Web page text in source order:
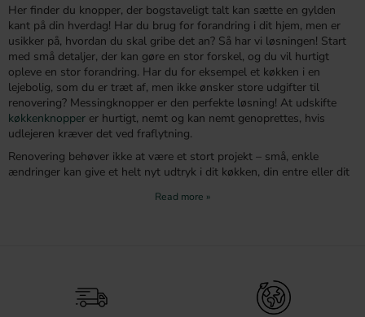
Her finder du knopper, der bogstaveligt talt kan sætte en gylden
kant på din hverdag! Har du brug for forandring i dit hjem, men er
usikker på, hvordan du skal gribe det an? Så har vi løsningen! Start
med små detaljer, der kan gøre en stor forskel, og du vil hurtigt
opleve en stor forandring. Har du for eksempel et køkken i en
lejebolig, som du er træt af, men ikke ønsker store udgifter til
renovering? Messingknopper er den perfekte løsning! At udskifte
køkkenknopper er hurtigt, nemt og kan nemt genoprettes, hvis
udlejeren kræver det ved fraflytning.
Renovering behøver ikke at være et stort projekt – små, enkle
ændringer kan give et helt nyt udtryk i dit køkken, din entre eller dit
et moderne look og matche dem med tilsvarende knopper på
Messingknopper og knopper i guld har været en stor trend i
boligindretning de seneste år. Overalt ser du messingdetaljer, og de
er især populære i de små detaljer. Hvis du ønsker at følge med i